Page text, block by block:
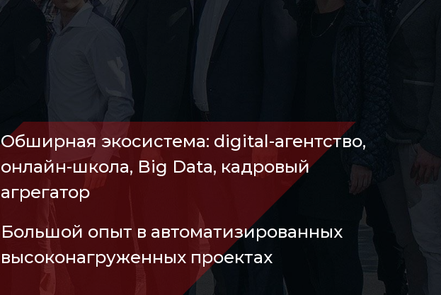
Обширная экосистема: digital-агентство,
онлайн-школа, Big Data, кадровый
агрегатор
Большой опыт в автоматизированных
высоконагруженных проектах